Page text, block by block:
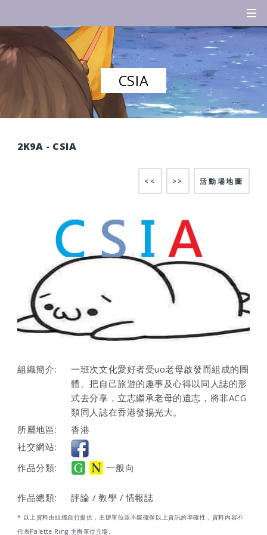
CSIA
2K9A - CSIA
活動場地圖
>>
<<
組織簡介:
一班次文化愛好者受uo老母啟發而組成的團
體。把自己旅遊的趣事及心得以同人誌的形
式去分享，立志繼承老母的遺志，將非ACG
類同人誌在香港發揚光大。
所屬地區:
香港
社交網站:
作品分類:
一般向
作品總類: 評論 / 教學 / 情報誌
* 以上資料由組織自行提供，主辦單位並不能確保以上資訊的準確性，資料內容不
代表Palette Ring 主辦單位立場。